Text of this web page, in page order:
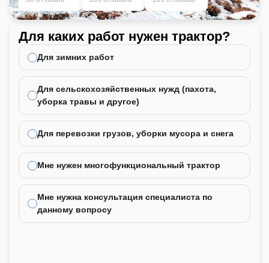
Для каких работ нужен трактор?
Для зимних работ
Для сельскохозяйственных нужд (пахота,
уборка травы и другое)
Для перевозки грузов, уборки мусора и снега
Мне нужен многофункциональный трактор
Мне нужна консультация специалиста по
данному вопросу